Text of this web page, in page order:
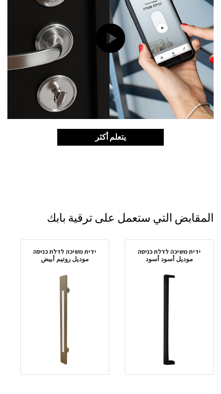
يتعلم أكثر
المقابض التي ستعمل على ترقية بابك
ידית משיכה לדלת כניסה
موديل أسود أسود
ידית משיכה לדלת כניסה
موديل روتيم أبيض